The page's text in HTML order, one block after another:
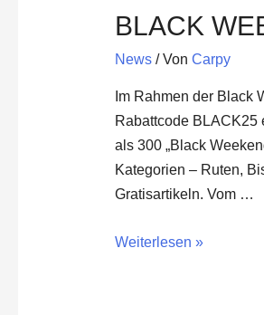
BLACK
News/ Von Carpy
Im Rahmen der Black
Rabattcode BLACK25
als 300 „Black
Kategorien – Ruten,
Gratisartikeln. Vom …
bei
Weiterlesen »